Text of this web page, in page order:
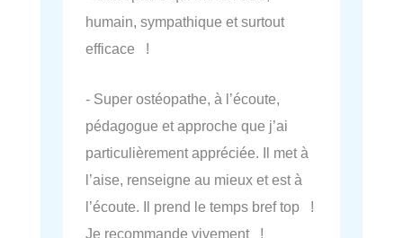
humain, sympathique et surtout
efficace !
- Super ostéopathe, à l’écoute,
pédagogue et approche que j’ai
particulièrement appréciée. Il met à
l’aise, renseigne au mieux et est à
l’écoute. Il prend le temps bref top !
Je recommande vivement !